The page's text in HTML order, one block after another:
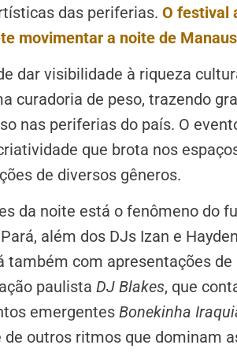
das periferias. O festival
movimentar a noite de
dar visibilidade à riqueza
curadoria de peso, trazendo
nas periferias do país. O
que brota nos
de diversos gêneros.
da noite está o fenômeno do
além dos DJs Izan e
também com apresentações
paulista DJ Blakes, que
emergentes Bonekinha
de outros ritmos que dominam